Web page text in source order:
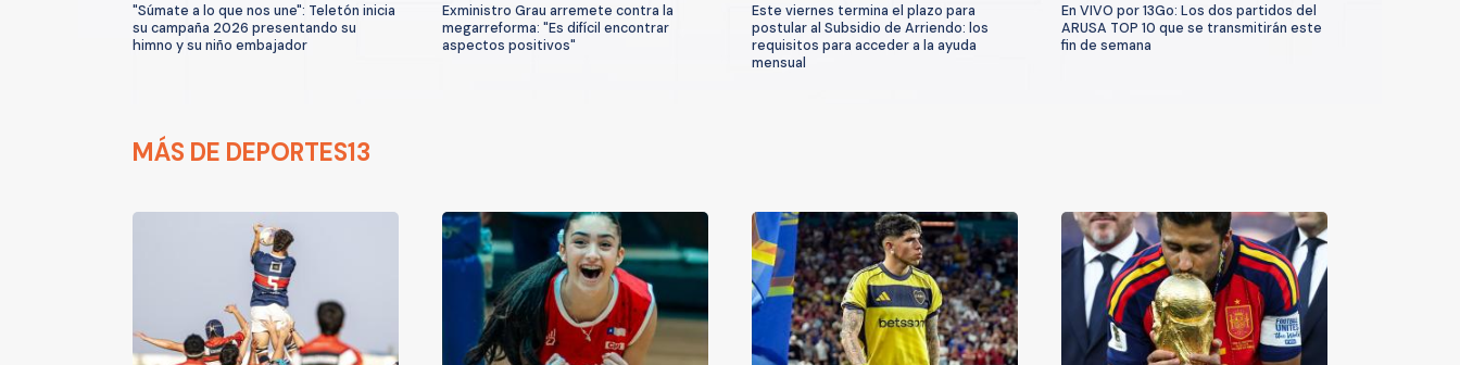
"Súmate a lo que nos une": Teletón inicia
su campaña 2026 presentando su
himno y su niño embajador
Exministro Grau arremete contra la
megarreforma: "Es difícil encontrar
aspectos positivos"
Este viernes termina el plazo para
postular al Subsidio de Arriendo: los
requisitos para acceder a la ayuda
mensual
En VIVO por 13Go: Los dos partidos del
ARUSA TOP 10 que se transmitirán este
fin de semana
MÁS DE DEPORTES13